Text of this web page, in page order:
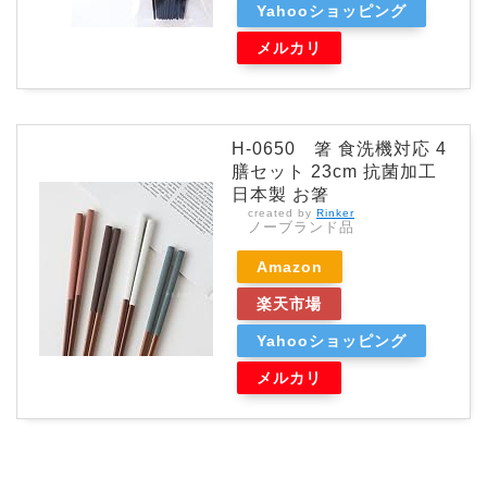
Yahooショッピング
メルカリ
H-0650 箸 食洗機対応 4
膳セット 23cm 抗菌加工
日本製 お箸
created by Rinker
ノーブランド品
Amazon
楽天市場
Yahooショッピング
メルカリ